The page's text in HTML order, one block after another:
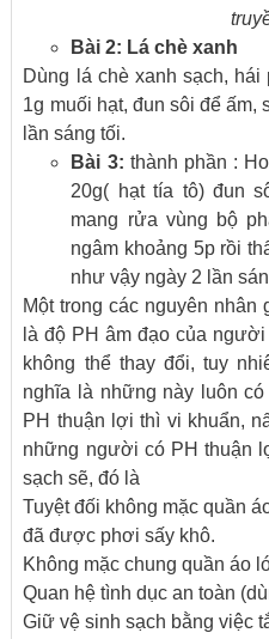
Bài 2: Lá chè xanh
Dùng lá chè xanh sạch,
1g muối hạt, đun sôi để ấm,
lần sáng tối.
Bài 3: thành phần :
20g( hạt tía tô) đun
mang rửa vùng bộ
ngâm khoảng 5p rồi
như vậy ngày 2 lần
Một trong các nguyên nhân
là độ PH âm đạo của
không thể thay đổi, tuy
nghĩa là những này luôn
PH thuận lợi thì vi khuẩn,
những người có PH thuận
sạch sẽ, đó là
Tuyệt đối không mặc quần
đã được phơi sấy khô.
Không mặc chung quần áo
Quan hệ tình dục an toàn
Giữ vệ sinh sạch bằng việc